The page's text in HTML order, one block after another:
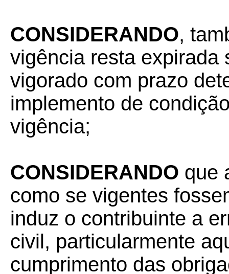
CONSIDERANDO,
vigência resta expirada
vigorado com prazo
implemento de
vigência;
CONSIDERANDO que
como se vigentes
induz o contribuinte a
civil, particularmente
cumprimento das